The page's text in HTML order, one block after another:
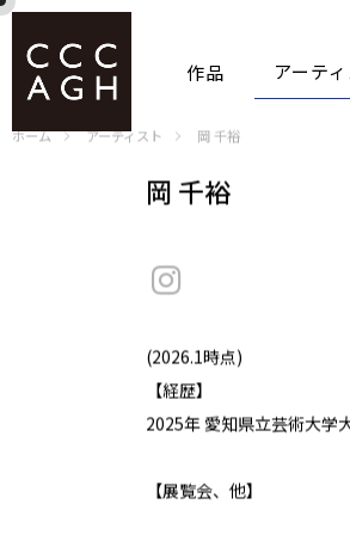
作品 アーテ
ホーム アーティスト 岡 千裕
岡 千裕
(2026.1時点)
【経歴】
2025年 愛知県立芸術大学
【展覧会、他】